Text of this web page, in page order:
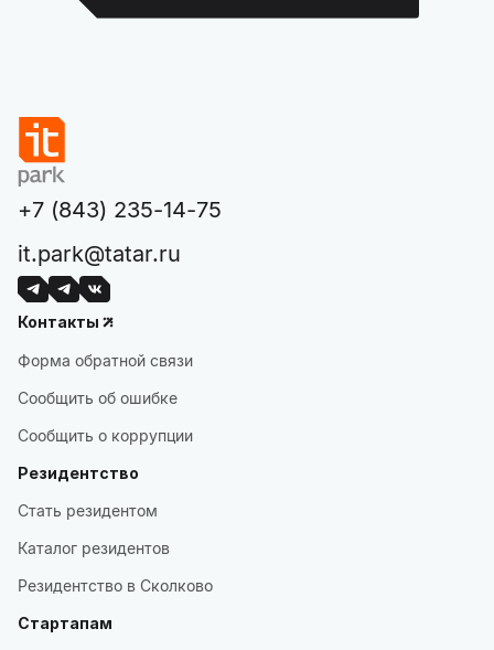
+7 (843) 235-14-75
it.park@tatar.ru
Контакты
Форма обратной связи
Сообщить об ошибке
Сообщить о коррупции
Резидентство
Стать резидентом
Каталог резидентов
Резидентство в Сколково
Стартапам